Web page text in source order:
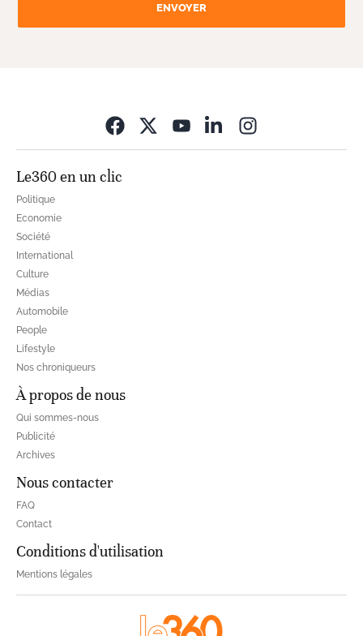
ENVOYER
Le360 en un clic
Politique
Economie
Société
International
Culture
Médias
Automobile
People
Lifestyle
Nos chroniqueurs
À propos de nous
Qui sommes-nous
Publicité
Archives
Nous contacter
FAQ
Contact
Conditions d'utilisation
Mentions légales